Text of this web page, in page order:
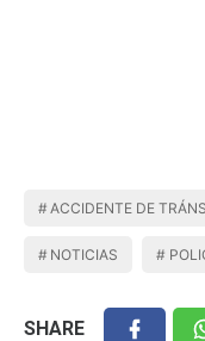
ACCIDENTE DE
NOTICIAS
SHARE